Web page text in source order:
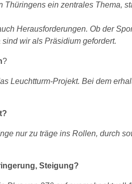
ein zentrales Thema,
Herausforderungen. Ob der
wir als Präsidium gefordert.
?
Leuchtturm-Projekt. Bei dem
nur zu träge ins Rollen, durch
Steigung?